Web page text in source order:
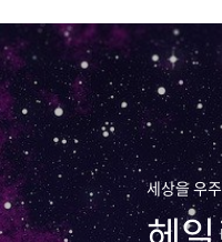
세상을 우